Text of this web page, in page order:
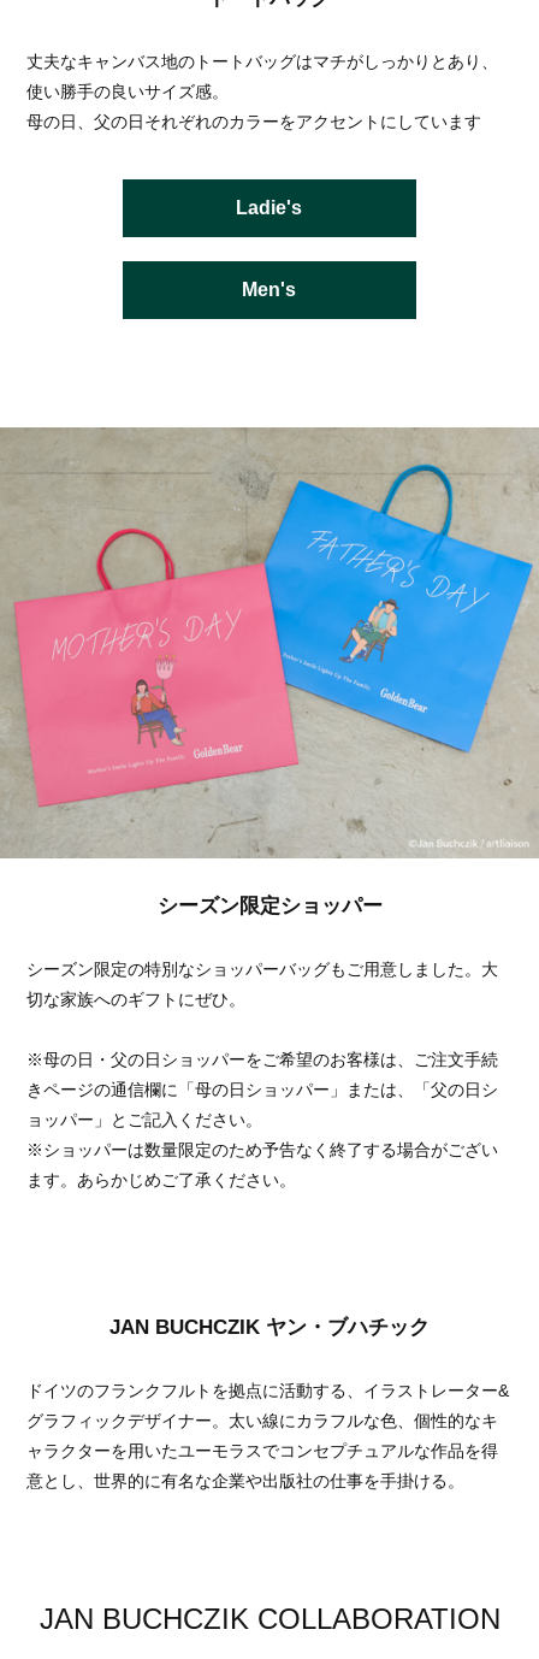
丈夫なキャンバス地のトートバッグはマチがしっかりとあり、
使い勝手の良いサイズ感。
母の日、父の日それぞれのカラーをアクセントにしています
Ladie's
Men's
シーズン限定ショッパー
シーズン限定の特別なショッパーバッグもご用意しました。大
切な家族へのギフトにぜひ。
※母の日・父の日ショッパーをご希望のお客様は、ご注文手続
きページの通信欄に「母の日ショッパー」または、「父の日シ
ョッパー」とご記入ください。
※ショッパーは数量限定のため予告なく終了する場合がござい
ます。あらかじめご了承ください。
JAN BUCHCZIK ヤン・ブハチック
ドイツのフランクフルトを拠点に活動する、イラストレーター&
グラフィックデザイナー。太い線にカラフルな色、個性的なキ
ャラクターを用いたユーモラスでコンセプチュアルな作品を得
意とし、世界的に有名な企業や出版社の仕事を手掛ける。
JAN BUCHCZIK COLLABORATION